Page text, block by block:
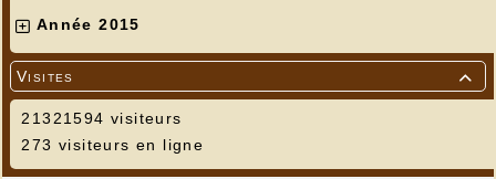
Année 2015

Visites
21321594 visiteurs
273 visiteurs en ligne